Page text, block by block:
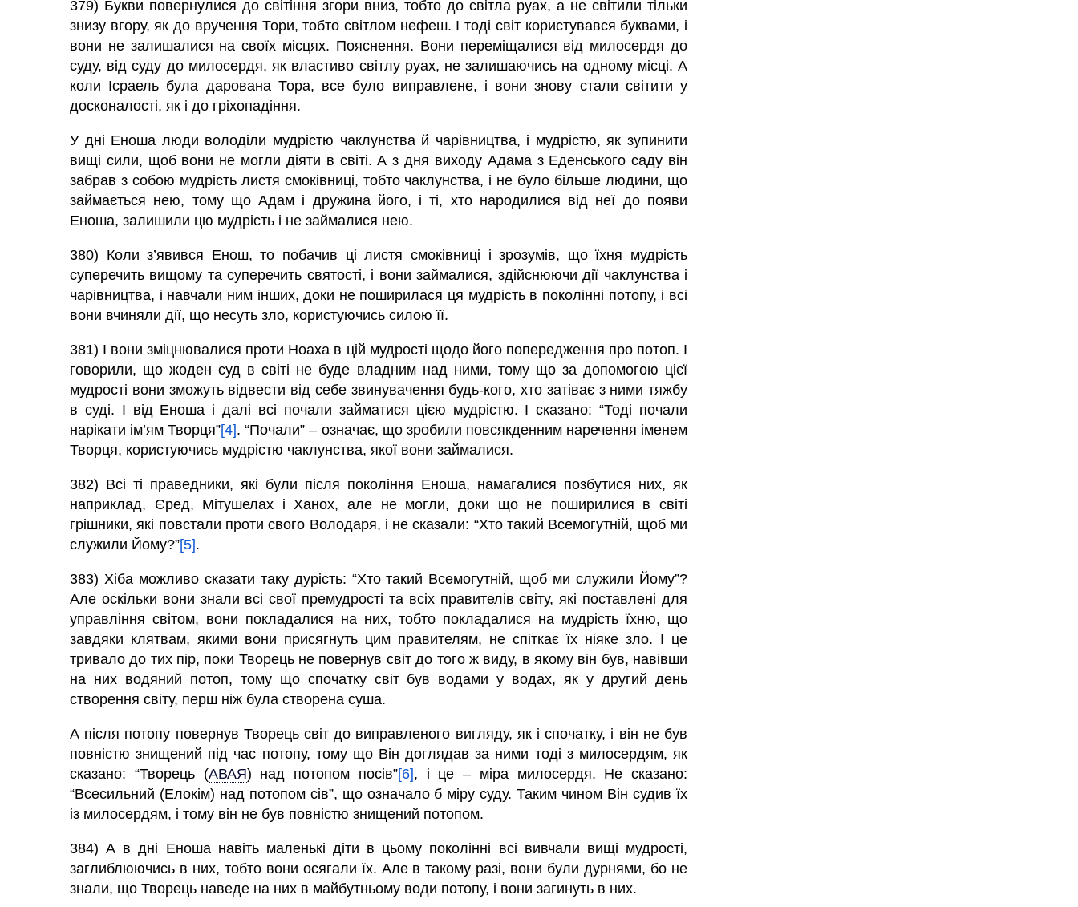
379) Букви повернулися до світіння згори вниз, тобто до світла руах, а не світили тільки
знизу вгору, як до вручення Тори, тобто світлом нефеш. І тоді світ користувався буквами, і
вони не залишалися на своїх місцях. Пояснення. Вони переміщалися від милосердя до
суду, від суду до милосердя, як властиво світлу руах, не залишаючись на одному місці. А
коли Ісраель була дарована Тора, все було виправлене, і вони знову стали світити у
досконалості, як і до гріхопадіння.
У дні Еноша люди володіли мудрістю чаклунства й чарівництва, і мудрістю, як зупинити
вищі сили, щоб вони не могли діяти в світі. А з дня виходу Адама з Еденського саду він
забрав з собою мудрість листя смоківниці, тобто чаклунства, і не було більше людини, що
займається нею, тому щоАдам і дружина його, і ті, хто народилися від неї до появи
Еноша, залишили цю мудрість і не займалися нею.
380) Коли з’явився Енош, то побачив ці листя смоківниці і зрозумів, що їхня мудрість
суперечить вищому та суперечить святості, і вони займалися, здійснюючи дії чаклунства і
чарівництва, і навчали ним інших, доки не поширилася ця мудрість в поколінні потопу, і всі
вони вчиняли дії, що несуть зло, користуючись силою її.
381) І вони зміцнювалися проти Ноаха в цій мудрості щодо його попередження про потоп. І
говорили, що жоден суд в світі не буде владним над ними, тому що за допомогою цієї
мудрості вони зможуть відвести від себе звинувачення будь-кого, хто затіває з ними тяжбу
в суді. І від Еноша і далі всі почали займатися цією мудрістю. І сказано: “Тоді почали
нарікати ім’ям Творця”[4]. “Почали” – означає, що зробили повсякденним наречення іменем
Творця, користуючись мудрістю чаклунства, якої вони займалися.
382) Всі ті праведники, які були після покоління Еноша, намагалися позбутися них, як
наприклад, Єред, Мітушелах і Ханох, але не могли, доки що не поширилися в світі
грішники, які повстали проти свого Володаря, і не сказали: “Хто такий Всемогутній, щоб ми
служили Йому?”[5].
383) Хіба можливо сказати таку дурість: “Хто такий Всемогутній, щоб ми служили Йому”?
Але оскільки вони знали всі свої премудрості та всіх правителів світу, які поставлені для
управління світом, вони покладалися на них, тобто покладалися на мудрість їхню, що
завдяки клятвам, якими вони присягнуть цим правителям, не спіткає їх ніяке зло. І це
тривало до тих пір, поки Творець не повернув світ до того ж виду, в якому він був, навівши
на них водяний потоп, тому що спочатку світ був водами у водах, як у другий день
створення світу, перш ніж була створена суша.
А після потопу повернув Творець світ до виправленого вигляду, як і спочатку, і він не був
повністю знищений під час потопу, тому що Він доглядав за ними тоді з милосердям, як
сказано: “Творець (АВАЯ) над потопом посів”[6], і це – міра милосердя. Не сказано:
“Всесильний (Елокім) над потопом сів”, що означало б міру суду. Таким чином Він судив їх
із милосердям, і тому він не був повністю знищений потопом.
384) А в дні Еноша навіть маленькі діти в цьому поколінні всі вивчали вищі мудрості,
заглиблюючись в них, тобто вони осягали їх. Але в такому разі, вони були дурнями, бо не
знали, що Творець наведе на них в майбутньому води потопу, і вони загинуть в них.